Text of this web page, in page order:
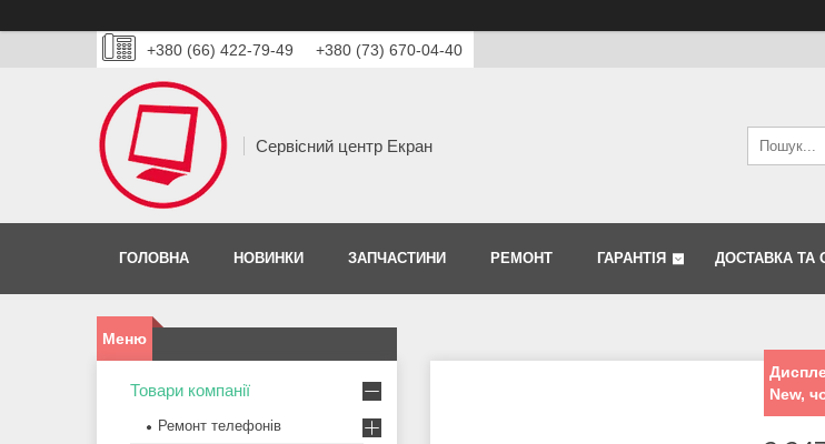
+380 (66) 422-79-49 +380 (73) 670-04-40
Сервісний центр Екран
ГОЛОВНА НОВИНКИ ЗАПЧАСТИНИ РЕМОНТ ГАРАНТІЯ ДОСТАВКА ТА
New,
Товари компанії
Ремонт телефонів